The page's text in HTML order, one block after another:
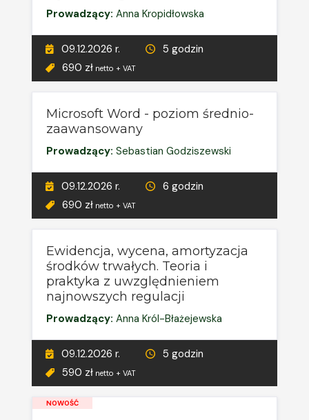
Prowadzący: Anna Kropidłowska
09.12.2026 r.
5 godzin
690 zł netto + VAT
Microsoft Word - poziom średnio-
zaawansowany
Prowadzący: Sebastian Godziszewski
09.12.2026 r.
6 godzin
690 zł netto + VAT
Ewidencja, wycena, amortyzacja
środków trwałych. Teoria i
praktyka z uwzględnieniem
najnowszych regulacji
Prowadzący: Anna Król-Błażejewska
09.12.2026 r.
5 godzin
590 zł netto + VAT
NOWOŚĆ